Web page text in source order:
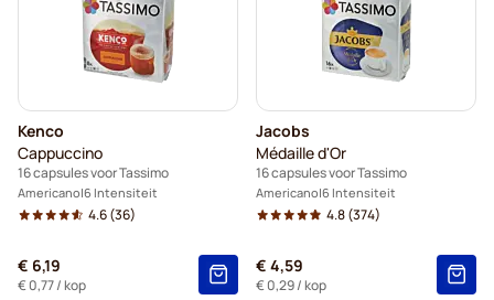
Kenco
Cappuccino
16 capsules voor Tassimo
Americano 6 Intensiteit
4.6(36)
€ 6,19
€ 0,77/ kop
Jacobs
Médaille d'Or
16 capsules voor Tassimo
Americano 6 Intensiteit
4.8(374)
€ 4,59
€ 0,29/ kop